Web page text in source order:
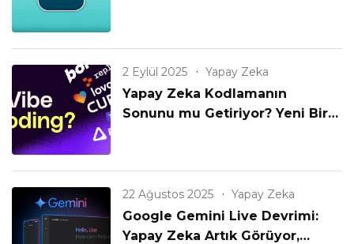
2 Eylül 2025 Yapay Zeka
Yapay Zeka Kodlamanın
Sonunu mu Getiriyor? Yeni Bir
22 Ağustos 2025 Yapay Zeka
Google Gemini Live Devrimi:
Yapay Zeka Artık Görüyor,